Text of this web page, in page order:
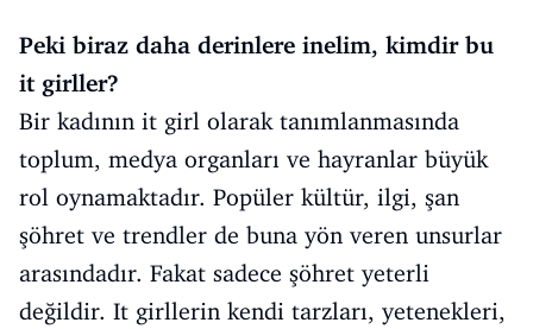
Peki biraz daha derinlere inelim, kimdir bu
it girller?
Bir kadının it girl olarak tanımlanmasında
toplum, medya organları ve hayranlar büyük
rol oynamaktadır. Popüler kültür, ilgi, şan
şöhret ve trendler de buna yön veren unsurlar
arasındadır. Fakat sadece şöhret yeterli
değildir. It girllerin kendi tarzları, yetenekleri,